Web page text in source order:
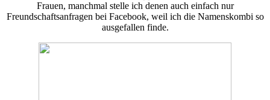
Frauen, manchmal stelle ich denen auch einfach nur
Freundschaftsanfragen bei Facebook, weil ich die Namenskombi so
ausgefallen finde.